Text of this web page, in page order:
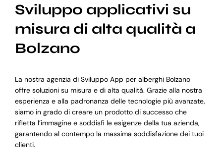
Sviluppo applicativi su
misura di alta qualità a
Bolzano
La nostra agenzia di Sviluppo App per alberghi Bolzano
offre soluzioni su misura e di alta qualità. Grazie alla nostra
esperienza e alla padronanza delle tecnologie più avanzate,
siamo in grado di creare un prodotto di successo che
rifletta l’immagine e soddisfi le esigenze della tua azienda,
garantendo al contempo la massima soddisfazione dei tuoi
clienti.